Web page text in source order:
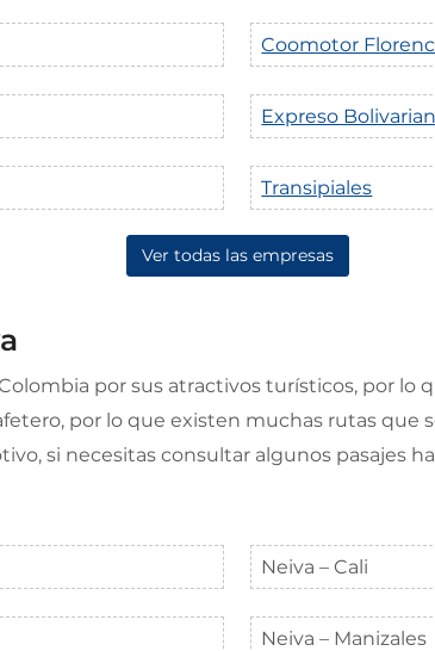
Coomotor
Expreso
Transipiales
Ver todas las empresas
por sus atractivos turísticos, por lo
por lo que existen muchas rutas que
si necesitas consultar algunos pasajes
Neiva – Cali
Neiva – Manizales